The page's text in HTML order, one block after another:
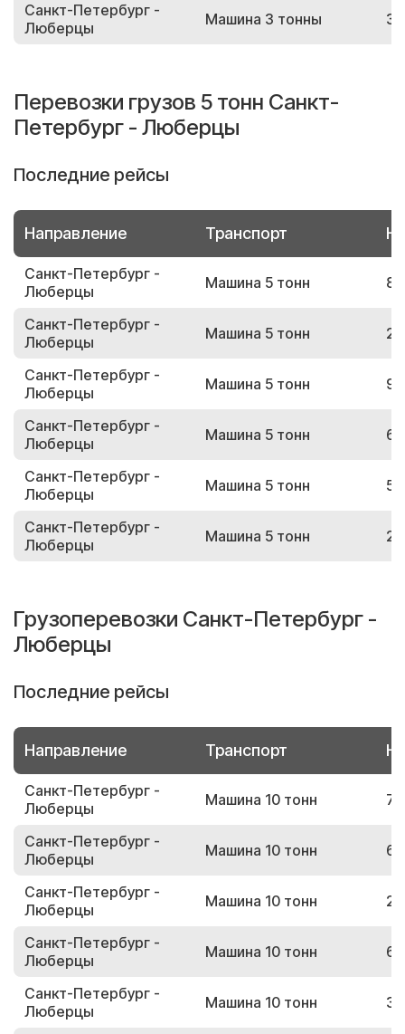
Санкт-Петербург -
Люберцы
Машина 3 тонны
Перевозки грузов 5 тонн Санкт-
Петербург - Люберцы
Последние рейсы
Направление Транспорт
Санкт-Петербург -
Люберцы
Машина 5 тонн
Санкт-Петербург -
Люберцы
Машина 5 тонн
Санкт-Петербург -
Люберцы
Машина 5 тонн
Санкт-Петербург -
Люберцы
Машина 5 тонн
Санкт-Петербург -
Люберцы
Машина 5 тонн
Санкт-Петербург -
Люберцы
Машина 5 тонн
Грузоперевозки Санкт-Петербург -
Люберцы
Последние рейсы
Направление Транспорт
Санкт-Петербург -
Люберцы
Машина 10 тонн
Санкт-Петербург -
Люберцы
Машина 10 тонн
Санкт-Петербург -
Люберцы
Машина 10 тонн
Санкт-Петербург -
Люберцы
Машина 10 тонн
Санкт-Петербург -
Люберцы
Машина 10 тонн